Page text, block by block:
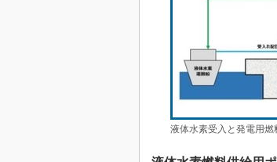
液体水素受入と発電用